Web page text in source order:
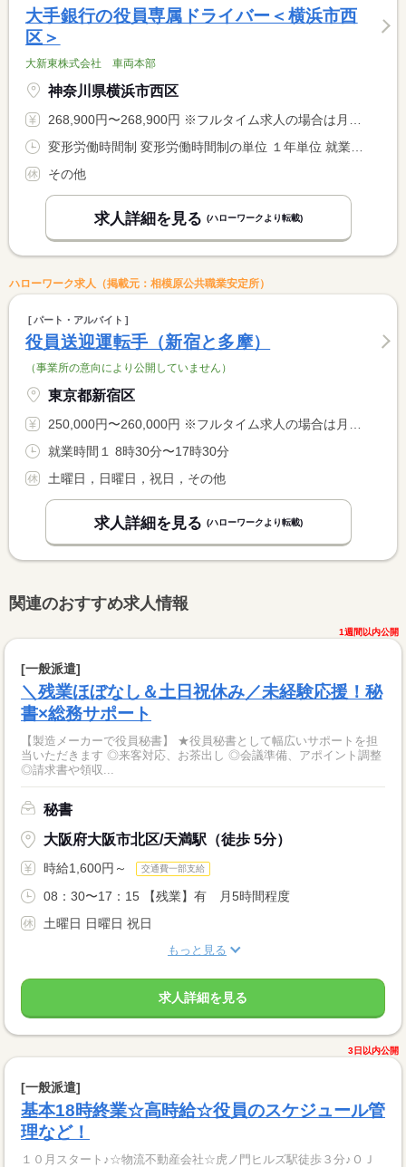
大手銀行の役員専属ドライバー＜横浜市西
区＞
大新東株式会社 車両本部
神奈川県横浜市西区
268,900円〜268,900円 ※フルタイム求人の場合は月額（換算額）、パート求人の場合は時間額を表示しています。
その他
求人詳細を見る (ハローワークより転載)
ハローワーク求人（掲載元：相模原公共職業安定所）
パート・アルバイト
役員送迎運転手（新宿と多摩）
（事業所の意向により公開していません）
東京都新宿区
250,000円〜260,000円 ※フルタイム求人の場合は月額（換算額）、パート求人の場合は時間額を表示しています。
就業時間１ 8時30分〜17時30分
土曜日，日曜日，祝日，その他
求人詳細を見る (ハローワークより転載)
関連のおすすめ求人情報
1週間以内公開
[一般派遣]
＼残業ほぼなし＆土日祝休み／未経験応援！秘
書×総務サポート
【製造メーカーで役員秘書】 ★役員秘書として幅広いサポートを担
当いただきます ◎来客対応、お茶出し ◎会議準備、アポイント調整
◎請求書や領収...
秘書
大阪府大阪市北区/天満駅（徒歩 5分）
時給1,600円～ 交通費一部支給
08：30〜17：15 【残業】有 月5時間程度
土曜日 日曜日 祝日
もっと見る
求人詳細を見る
3日以内公開
[一般派遣]
基本18時終業☆高時給☆役員のスケジュール管
理など！
１０月スタート♪☆物流不動産会社☆虎ノ門ヒルズ駅徒歩３分♪ＯＪ